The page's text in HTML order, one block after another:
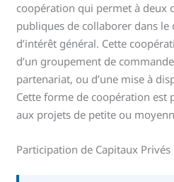
coopération qui permet à deux
publiques de collaborer dans le
d’intérêt général. Cette
d’un groupement de
partenariat, ou d’une mise à
Cette forme de coopération est
aux projets de petite ou
Participation de Capitaux Privés